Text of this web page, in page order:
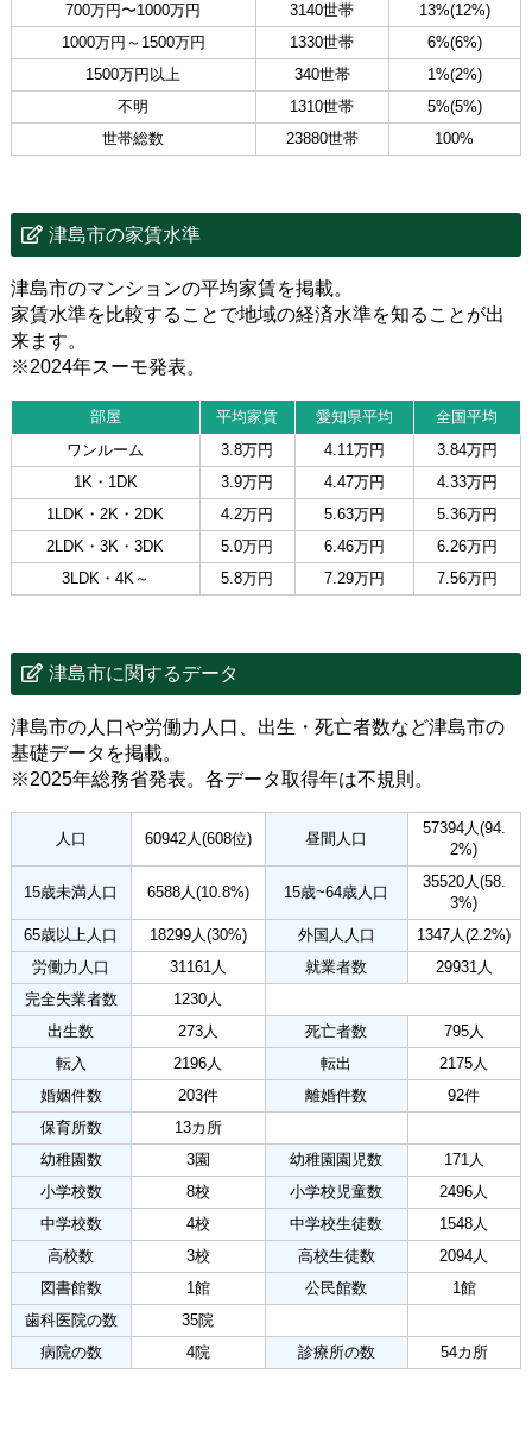
700万円〜1000万円
3140世帯
13%(12%)
1000万円～1500万円
1330世帯
6%(6%)
1500万円以上
340世帯
1%(2%)
不明
1310世帯
5%(5%)
世帯総数
23880世帯 100%
津島市の家賃水準
津島市のマンションの平均家賃を掲載。
家賃水準を比較することで地域の経済水準を知ることが出
来ます。
※2024年スーモ発表。
部屋 平均家賃 愛知県平均
全国平均
ワンルーム
3.8万円 4.11万円
3.84万円
1K・1DK
3.9万円 4.47万円
4.33万円
1LDK・2K・2DK
4.2万円 5.63万円
5.36万円
2LDK・3K・3DK
5.0万円 6.46万円
6.26万円
3LDK・4K～
5.8万円 7.29万円 7.56万円
津島市に関するデータ
津島市の人口や労働力人口、出生・死亡者数など津島市の
基礎データを掲載。
※2025年総務省発表。各データ取得年は不規則。
人口 60942人(608位) 昼間人口
57394人(94.
2%)
15歳未満人口 6588人(10.8%) 15歳~64歳人口
35520人(58.
3%)
65歳以上人口
18299人(30%) 外国人人口
1347人(2.2%)
労働力人口
31161人 就業者数
29931人
完全失業者数
1230人
出生数
273人 死亡者数
795人
転入
2196人 転出
2175人
婚姻件数
203件 離婚件数
92件
保育所数
13カ所
幼稚園数
3園 幼稚園園児数
171人
小学校数
8校 小学校児童数
2496人
中学校数
4校 中学校生徒数
1548人
高校数
3校 高校生徒数
2094人
図書館数
1館 公民館数
1館
歯科医院の数
35院
病院の数
4院 診療所の数 54カ所